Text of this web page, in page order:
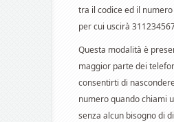
tra il codice ed il
per cui uscirà
Questa modalità è
maggior parte dei
consentirti di
numero quando chiami
senza alcun bisogno di